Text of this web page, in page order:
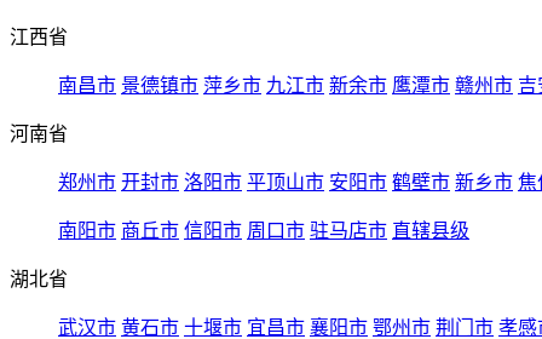
江西省
南昌市 景德镇市 萍乡市 九江市 新余市 鹰潭市 赣州市 吉
河南省
郑州市 开封市 洛阳市 平顶山市 安阳市 鹤壁市 新乡市 焦
南阳市 商丘市 信阳市 周口市 驻马店市 直辖县级
湖北省
武汉市 黄石市 十堰市 宜昌市 襄阳市 鄂州市 荆门市 孝感